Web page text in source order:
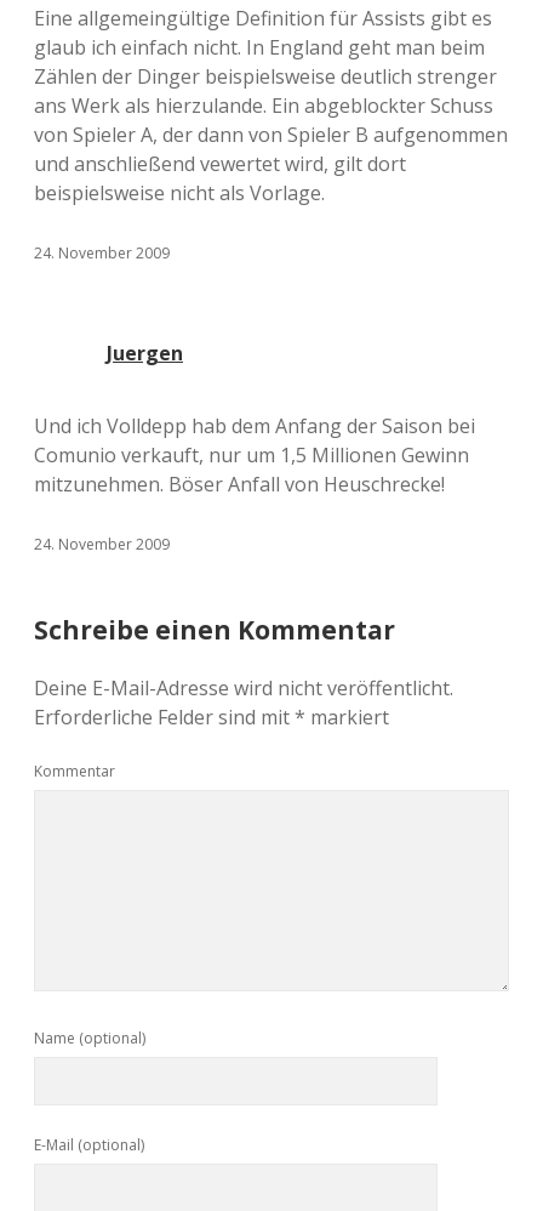
Eine allgemeingültige Definition für Assists gibt es
glaub ich einfach nicht. In England geht man beim
Zählen der Dinger beispielsweise deutlich strenger
ans Werk als hierzulande. Ein abgeblockter Schuss
von Spieler A, der dann von Spieler B aufgenommen
und anschließend vewertet wird, gilt dort
beispielsweise nicht als Vorlage.
24. November 2009
Juergen
Und ich Volldepp hab dem Anfang der Saison bei
Comunio verkauft, nur um 1,5 Millionen Gewinn
mitzunehmen. Böser Anfall von Heuschrecke!
24. November 2009
Schreibe einen Kommentar
Deine E-Mail-Adresse wird nicht veröffentlicht.
Erforderliche Felder sind mit* markiert
Kommentar
Name (optional)
E-Mail (optional)